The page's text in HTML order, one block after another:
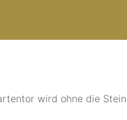
wird ohne die